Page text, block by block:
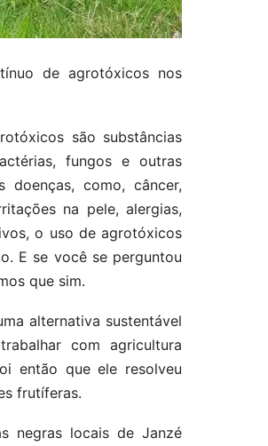
de agrotóxicos nos
são substâncias
fungos e outras
como, câncer,
na pele, alergias,
o uso de agrotóxicos
E se você se perguntou
que sim.
alternativa sustentável
com agricultura
então que ele resolveu
frutíferas.
negras locais de Janzé